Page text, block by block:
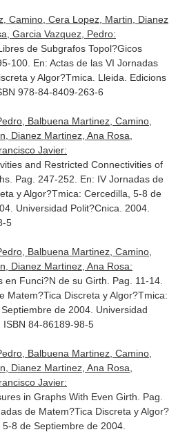
Camino, Cera Lopez, Martin, Dianez
Garcia Vazquez, Pedro:
de Subgrafos Topol?Gicos
100. En: Actas de las VI Jornadas
y Algor?Tmica . Lleida. Edicions
978-84-8409-263-6
Balbuena Martinez, Camino,
Dianez Martinez, Ana Rosa,
Javier:
and Restricted Connectivities of
Pag. 247-252. En: IV Jornadas de
y Algor?Tmica: Cercedilla, 5-8 de
. Universidad Polit?Cnica. 2004.
5
Balbuena Martinez, Camino,
Dianez Martinez, Ana Rosa:
en Funci?N de su Girth. Pag. 11-14.
Matem?Tica Discreta y Algor?Tmica:
de 2004. Universidad
ISBN 84-86189-98-5
Balbuena Martinez, Camino,
Dianez Martinez, Ana Rosa,
Javier:
in Graphs With Even Girth. Pag.
de Matem?Tica Discreta y Algor?
8 de Septiembre de 2004.